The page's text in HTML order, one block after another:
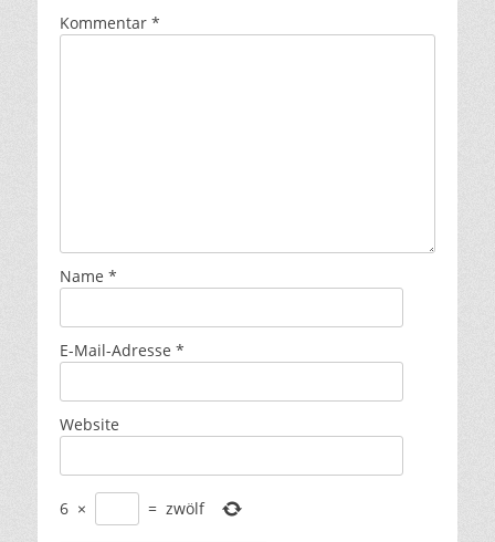
Kommentar *
Name *
E-Mail-Adresse *
Website
6 × = zwölf